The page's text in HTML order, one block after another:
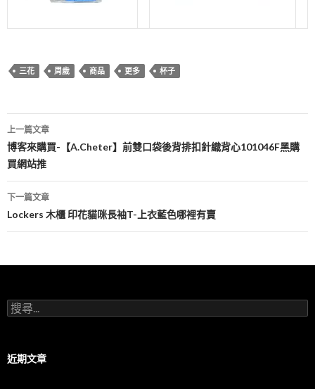
三花 周歲 商品 更多 杯子
文
章
導
覽
上一篇文章
博客來購買-【A.Cheter】前雙口袋後背排扣針織背心101046F黑購
買網站推
下一篇文章
Lockers 木櫃 印花貓咪長袖T-上衣藍色哪裡有賣
搜
尋
字:
近期文章